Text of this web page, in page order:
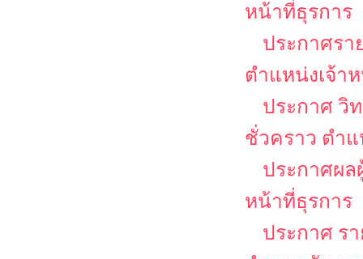
หน้าที่ธุรการ
ประกาศรา
ตำแหน่งเจ้า
ประกาศ วิ
ชั่วคราว ตำ
ประกาศผล
หน้าที่ธุรการ
ประกาศ ร